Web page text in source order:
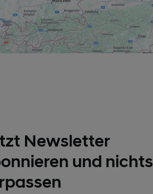
Newsletter
und nichts